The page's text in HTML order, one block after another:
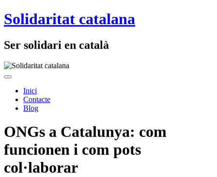
Solidaritat catalana
Ser solidari en català
Inici
Contacte
Blog
ONGs a Catalunya: com
funcionen i com pots
col·laborar